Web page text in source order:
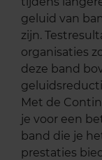
geluid van
zijn.
organisaties
deze band
Met de
je voor een
band die je
prestaties